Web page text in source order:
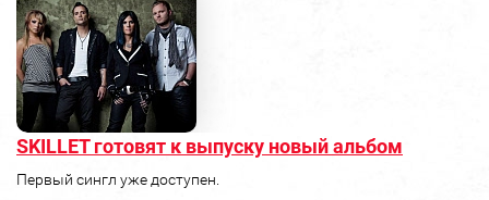
SKILLET готовят к выпуску новый альбом
Первый сингл уже доступен.